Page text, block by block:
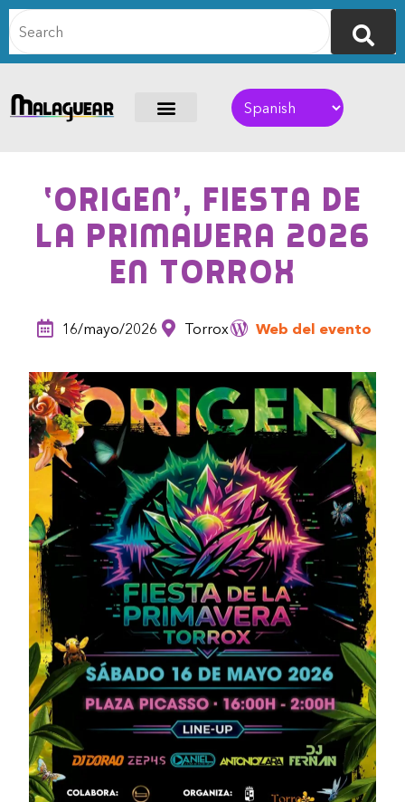
‘Origen’, Fiesta de
la Primavera 2026
en Torrox
16/mayo/2026 Torrox Web del evento